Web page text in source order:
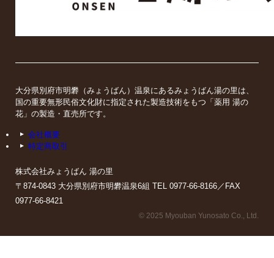
大分県別府市明礬（みょうばん）温泉にあるみょうばん湯の里は、
国の重要無形民俗文化財に指定された製造技術をもつ「薬用 湯の
花」の製造・直売所です。
会社概要
特定商取引
株式会社みょうばん 湯の里
〒874-0843 大分県別府市明礬温泉6組 TEL 0977-66-8166／FAX
0977-66-8421
© 2025 Myouban Yunosato Co., Ltd.